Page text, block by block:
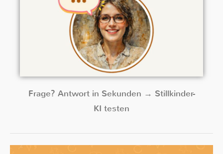
Frage? Antwort in Sekunden → Stillkinder-
KI testen